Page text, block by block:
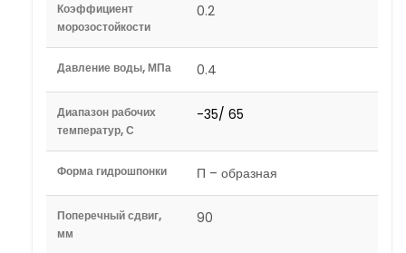
Коэффициент
морозостойкости
0.2
Давление воды, МПа 0.4
Диапазон рабочих
температур, С
-35/ 65
Форма гидрошпонки П – образная
Поперечный сдвиг,
мм
90